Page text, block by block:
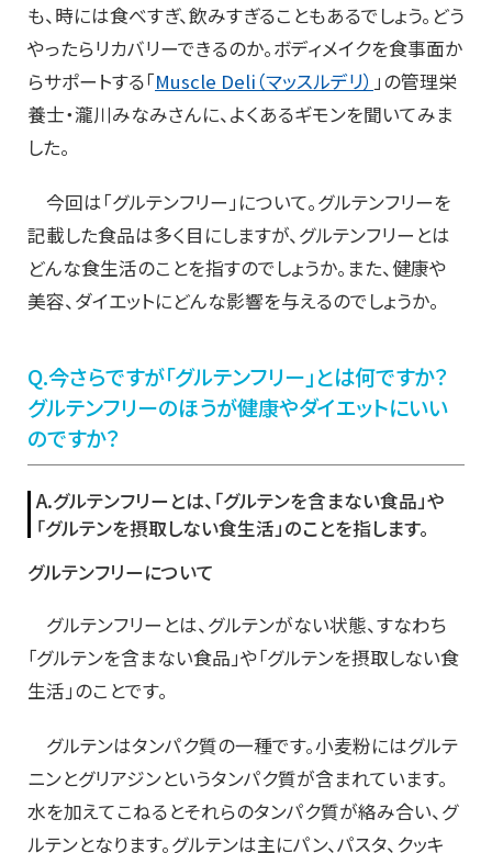
も、時には食べすぎ、飲みすぎることもあるでしょう。どう
やったらリカバリーできるのか。ボディメイクを食事面か
らサポートする「Muscle Deli（マッスルデリ） 」の管理栄
養士・瀧川みなみさんに、よくあるギモンを聞いてみま
した。
今回は「グルテンフリー」について。グルテンフリーを
記載した食品は多く目にしますが、グルテンフリーとは
どんな食生活のことを指すのでしょうか。また、健康や
美容、ダイエットにどんな影響を与えるのでしょうか。
Q.今さらですが「グルテンフリー」とは何ですか？
グルテンフリーのほうが健康やダイエットにいい
のですか？
A.グルテンフリーとは、｢グルテンを含まない食品」や
｢グルテンを摂取しない食生活」のことを指します。
グルテンフリーについて
グルテンフリーとは、グルテンがない状態、すなわち
｢グルテンを含まない食品」や｢グルテンを摂取しない食
生活」のことです。
グルテンはタンパク質の一種です。小麦粉にはグルテ
ニンとグリアジンというタンパク質が含まれています。
水を加えてこねるとそれらのタンパク質が絡み合い、グ
ルテンとなります。グルテンは主にパン、パスタ、クッキ